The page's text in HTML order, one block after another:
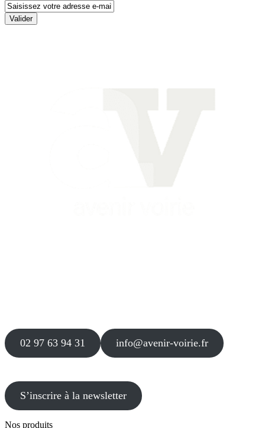
Valider
02 97 63 94 31 info@avenir-voirie.fr
S’inscrire à la newsletter
Nos produits